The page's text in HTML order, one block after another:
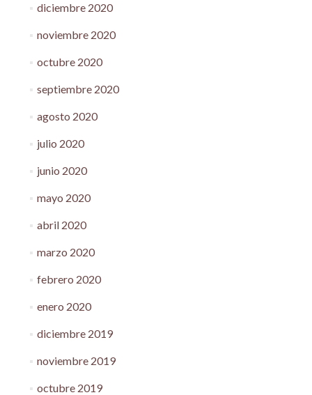
diciembre 2020
noviembre 2020
octubre 2020
septiembre 2020
agosto 2020
julio 2020
junio 2020
mayo 2020
abril 2020
marzo 2020
febrero 2020
enero 2020
diciembre 2019
noviembre 2019
octubre 2019